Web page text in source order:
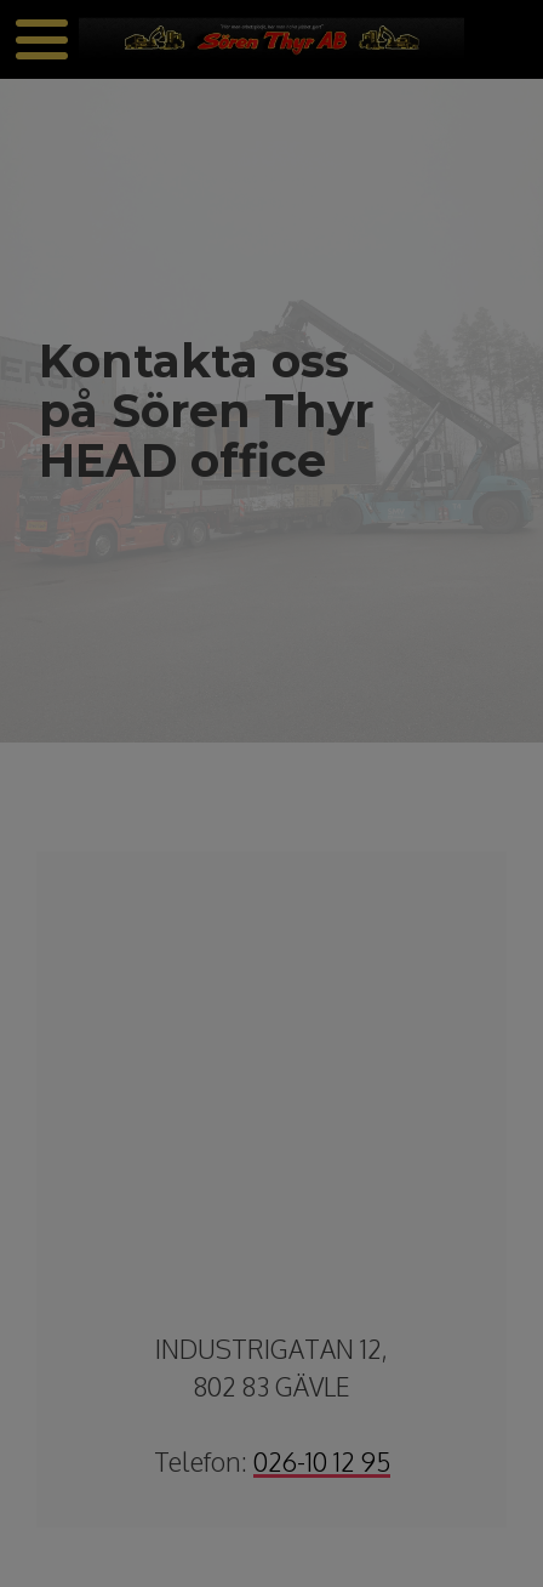
Kontakta oss
på Sören Thyr
HEAD office
INDUSTRIGATAN 12,
802 83 GÄVLE
Telefon: 026-10 12 95​